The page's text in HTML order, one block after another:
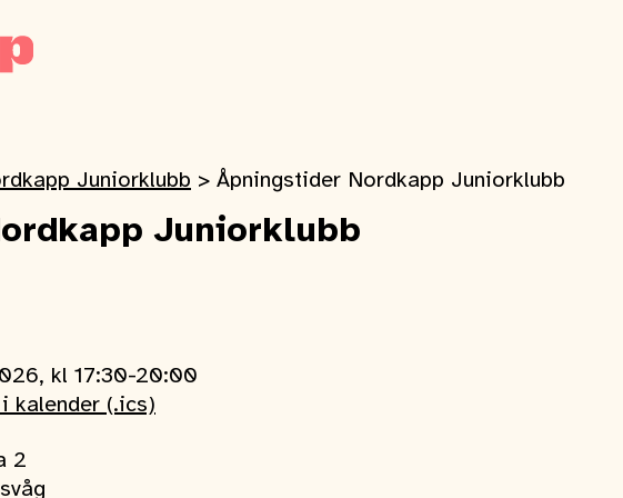
Juniorklubb > Åpningstider Nordkapp Juniorklubb
Juniorklubb
kl 17:30-20:00
kalender (.ics)
2